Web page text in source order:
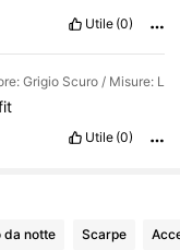
Utile (0)
Grigio Scuro / Misure: L
Utile (0)
da notte Scarpe